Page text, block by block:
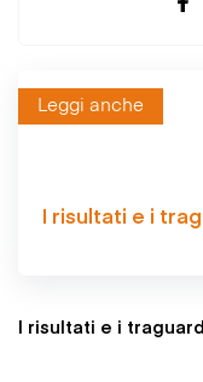
Leggi anche
I risultati e i
I risultati e i